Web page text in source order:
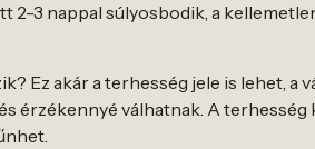
3 nappal súlyosbodik, a
Ez akár a terhesség jele is lehet, a
érzékennyé válhatnak. A terhesség